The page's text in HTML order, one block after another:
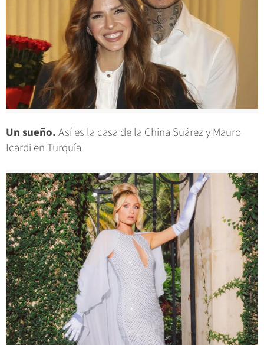
Un sueño.Así es la casa de la China Suárez y Mauro
Icardi en Turquía